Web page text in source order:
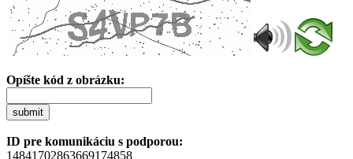
Opíšte kód z obrázku:
submit
ID pre komunikáciu s podporou:
14841702863669174858